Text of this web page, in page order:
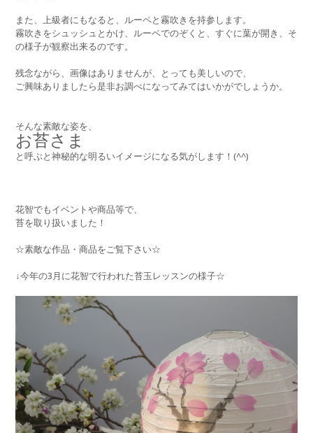
また、上級者にもなると、ルーペと霧吹きを持参します。
霧吹きをシュッシュとかけ、ルーペでのぞくと、すぐに葉が開き、そ
の様子が観察出来るのです。
残念ながら、画像はありませんが、とっても美しいので、
ご興味ありましたら是非お調べになってみてはいかがでしょうか。
そんな素敵な姿を、
お苔さま
と呼ぶと神秘的な明るいイメージになる気がします！(^^)
花智でもイベントや商品等で、
苔を取り扱いました！
☆素敵な作品・商品をご覧下さい☆
↓今年の3月に花智で行われた苔玉レッスンの様子☆